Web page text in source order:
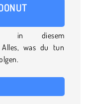
in diesem
was du tun